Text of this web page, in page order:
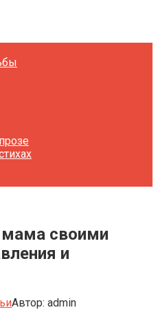
своими
и
Автор: admin